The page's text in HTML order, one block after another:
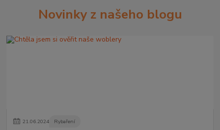
Novinky z našeho blogu
21.06.2024 Rybaření